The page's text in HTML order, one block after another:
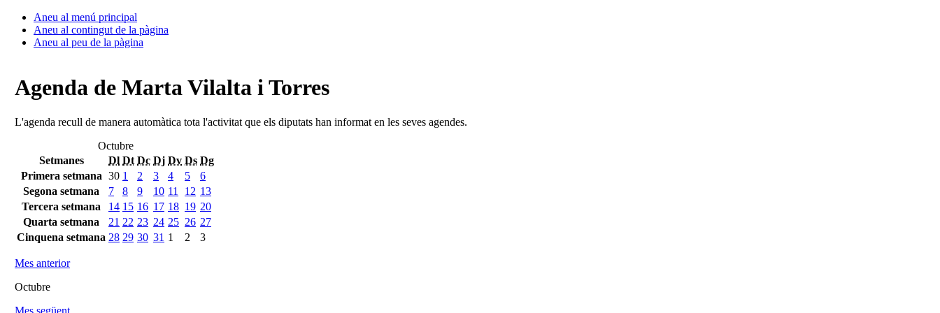
Aneu al menú principal
Aneu al contingut de la pàgina
Aneu al peu de la pàgina
Agenda de Marta Vilalta i Torres
L'agenda recull de manera automàtica tota l'activitat que els diputats han informat en les seves agendes.
Octubre
Setmanes
Dl Dt Dc Dj Dv Ds Dg
Primera setmana 30 1 2 3 4 5
6
Segona setmana
7 8 9 10 11 12 13
Tercera setmana
14 15 16 17 18 19 20
Quarta setmana
21 22 23 24 25 26 27
Cinquena setmana 28 29 30 31 1 2 3
Mes anterior
Octubre
Mes següent